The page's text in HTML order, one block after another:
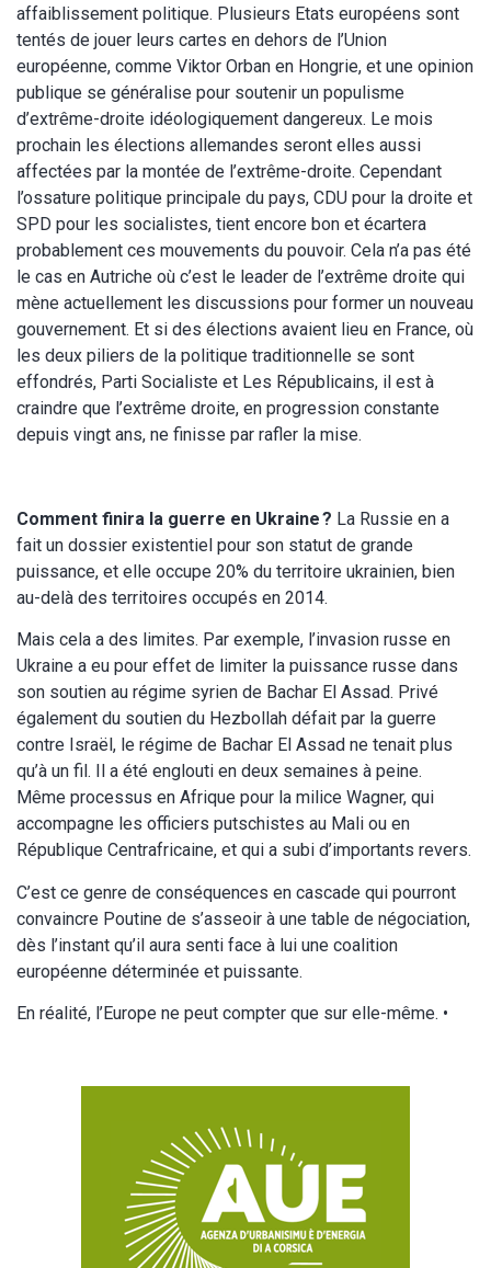
affaiblissement politique. Plusieurs Etats européens sont
tentés de jouer leurs cartes en dehors de l’Union
européenne, comme Viktor Orban en Hongrie, et une opinion
publique se généralise pour soutenir un populisme
d’extrême-droite idéologiquement dangereux. Le mois
prochain les élections allemandes seront elles aussi
affectées par la montée de l’extrême-droite. Cependant
l’ossature politique principale du pays, CDU pour la droite et
SPD pour les socialistes, tient encore bon et écartera
probablement ces mouvements du pouvoir. Cela n’a pas été
le cas en Autriche où c’est le leader de l’extrême droite qui
mène actuellement les discussions pour former un nouveau
gouvernement. Et si des élections avaient lieu en France, où
les deux piliers de la politique traditionnelle se sont
effondrés, Parti Socialiste et Les Républicains, il est à
craindre que l’extrême droite, en progression constante
depuis vingt ans, ne finisse par rafler la mise.
Comment finira la guerre en Ukraine ? La Russie en a
fait un dossier existentiel pour son statut de grande
puissance, et elle occupe 20% du territoire ukrainien, bien
au-delà des territoires occupés en 2014.
Mais cela a des limites. Par exemple, l’invasion russe en
Ukraine a eu pour effet de limiter la puissance russe dans
son soutien au régime syrien de Bachar El Assad. Privé
également du soutien du Hezbollah défait par la guerre
contre Israël, le régime de Bachar El Assad ne tenait plus
qu’à un fil. Il a été englouti en deux semaines à peine.
Même processus en Afrique pour la milice Wagner, qui
accompagne les officiers putschistes au Mali ou en
République Centrafricaine, et qui a subi d’importants revers.
C’est ce genre de conséquences en cascade qui pourront
convaincre Poutine de s’asseoir à une table de négociation,
dès l’instant qu’il aura senti face à lui une coalition
européenne déterminée et puissante.
En réalité, l’Europe ne peut compter que sur elle-même. •